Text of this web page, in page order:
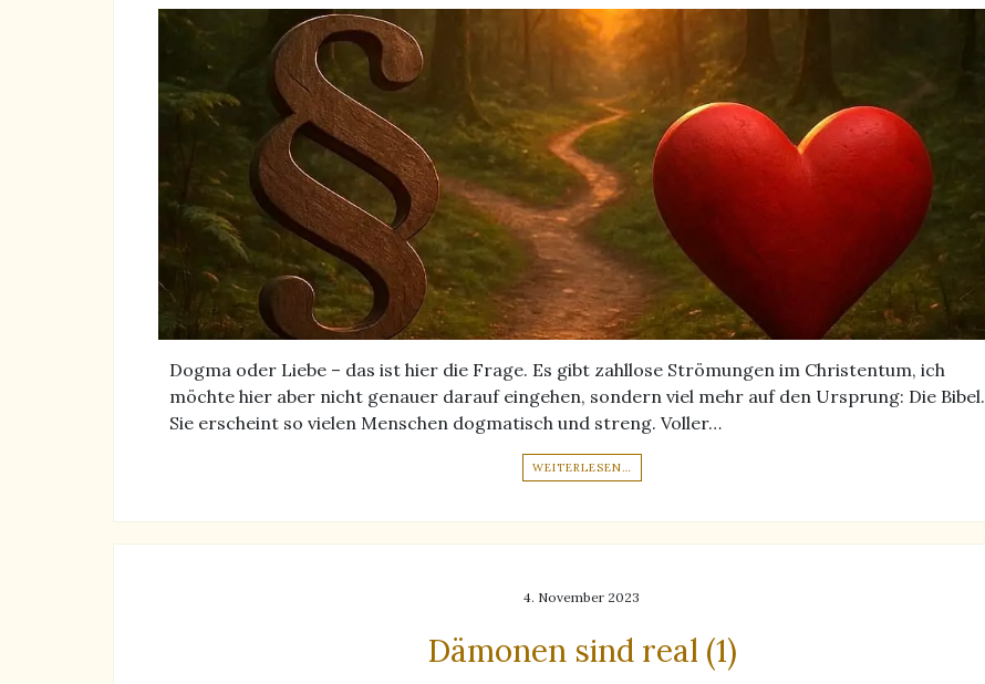
Dogma oder Liebe – das ist hier die Frage. Es gibt zahllose Strömungen im Christentum, ich
möchte hier aber nicht genauer darauf eingehen, sondern viel mehr auf den Ursprung: Die Bibel.
Sie erscheint so vielen Menschen dogmatisch und streng. Voller…
WEITERLESEN…
4. November 2023
Dämonen sind real (1)